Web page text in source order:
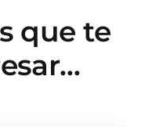
que te